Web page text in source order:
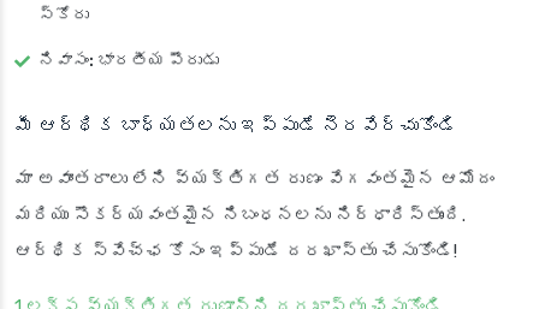
స్కోరు
నివాసం: భారతీయ పౌరుడు
మీ ఆర్థిక బాధ్యతలను ఇప్పుడే నెరవేర్చుకోండి
మా అవాంతరాలు లేని వ్యక్తిగత రుణం వేగవంతమైన ఆమోదం
మరియు సౌకర్యవంతమైన నిబంధనలను నిర్ధారిస్తుంది.
ఆర్థిక స్వేచ్ఛ కోసం ఇప్పుడే దరఖాస్తు చేసుకోండి!